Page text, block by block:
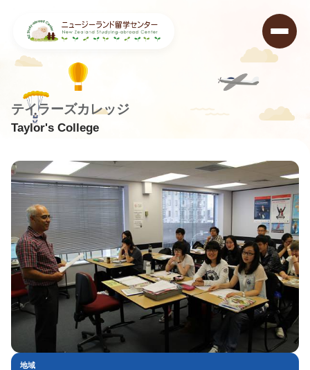
Taylor's College
テイラーズカレッジ
ニュージーランド留学センター > Taylor’s College
地域